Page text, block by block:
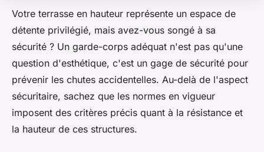
Votre terrasse en hauteur représente un espace de
détente privilégié, mais avez-vous songé à sa
sécurité ? Un garde-corps adéquat n'est pas qu'une
question d'esthétique, c'est un gage de sécurité pour
prévenir les chutes accidentelles. Au-delà de l'aspect
sécuritaire, sachez que les normes en vigueur
imposent des critères précis quant à la résistance et
la hauteur de ces structures.